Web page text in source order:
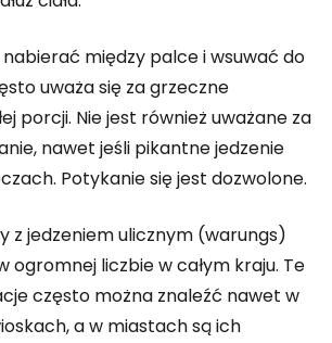
między palce i wsuwać do
uważa się za grzeczne
porcji. Nie jest również uważane za
nawet jeśli pikantne jedzenie
Potykanie się jest dozwolone.
z jedzeniem ulicznym (warungs)
ogromnej liczbie w całym kraju. Te
często można znaleźć nawet w
a w miastach są ich